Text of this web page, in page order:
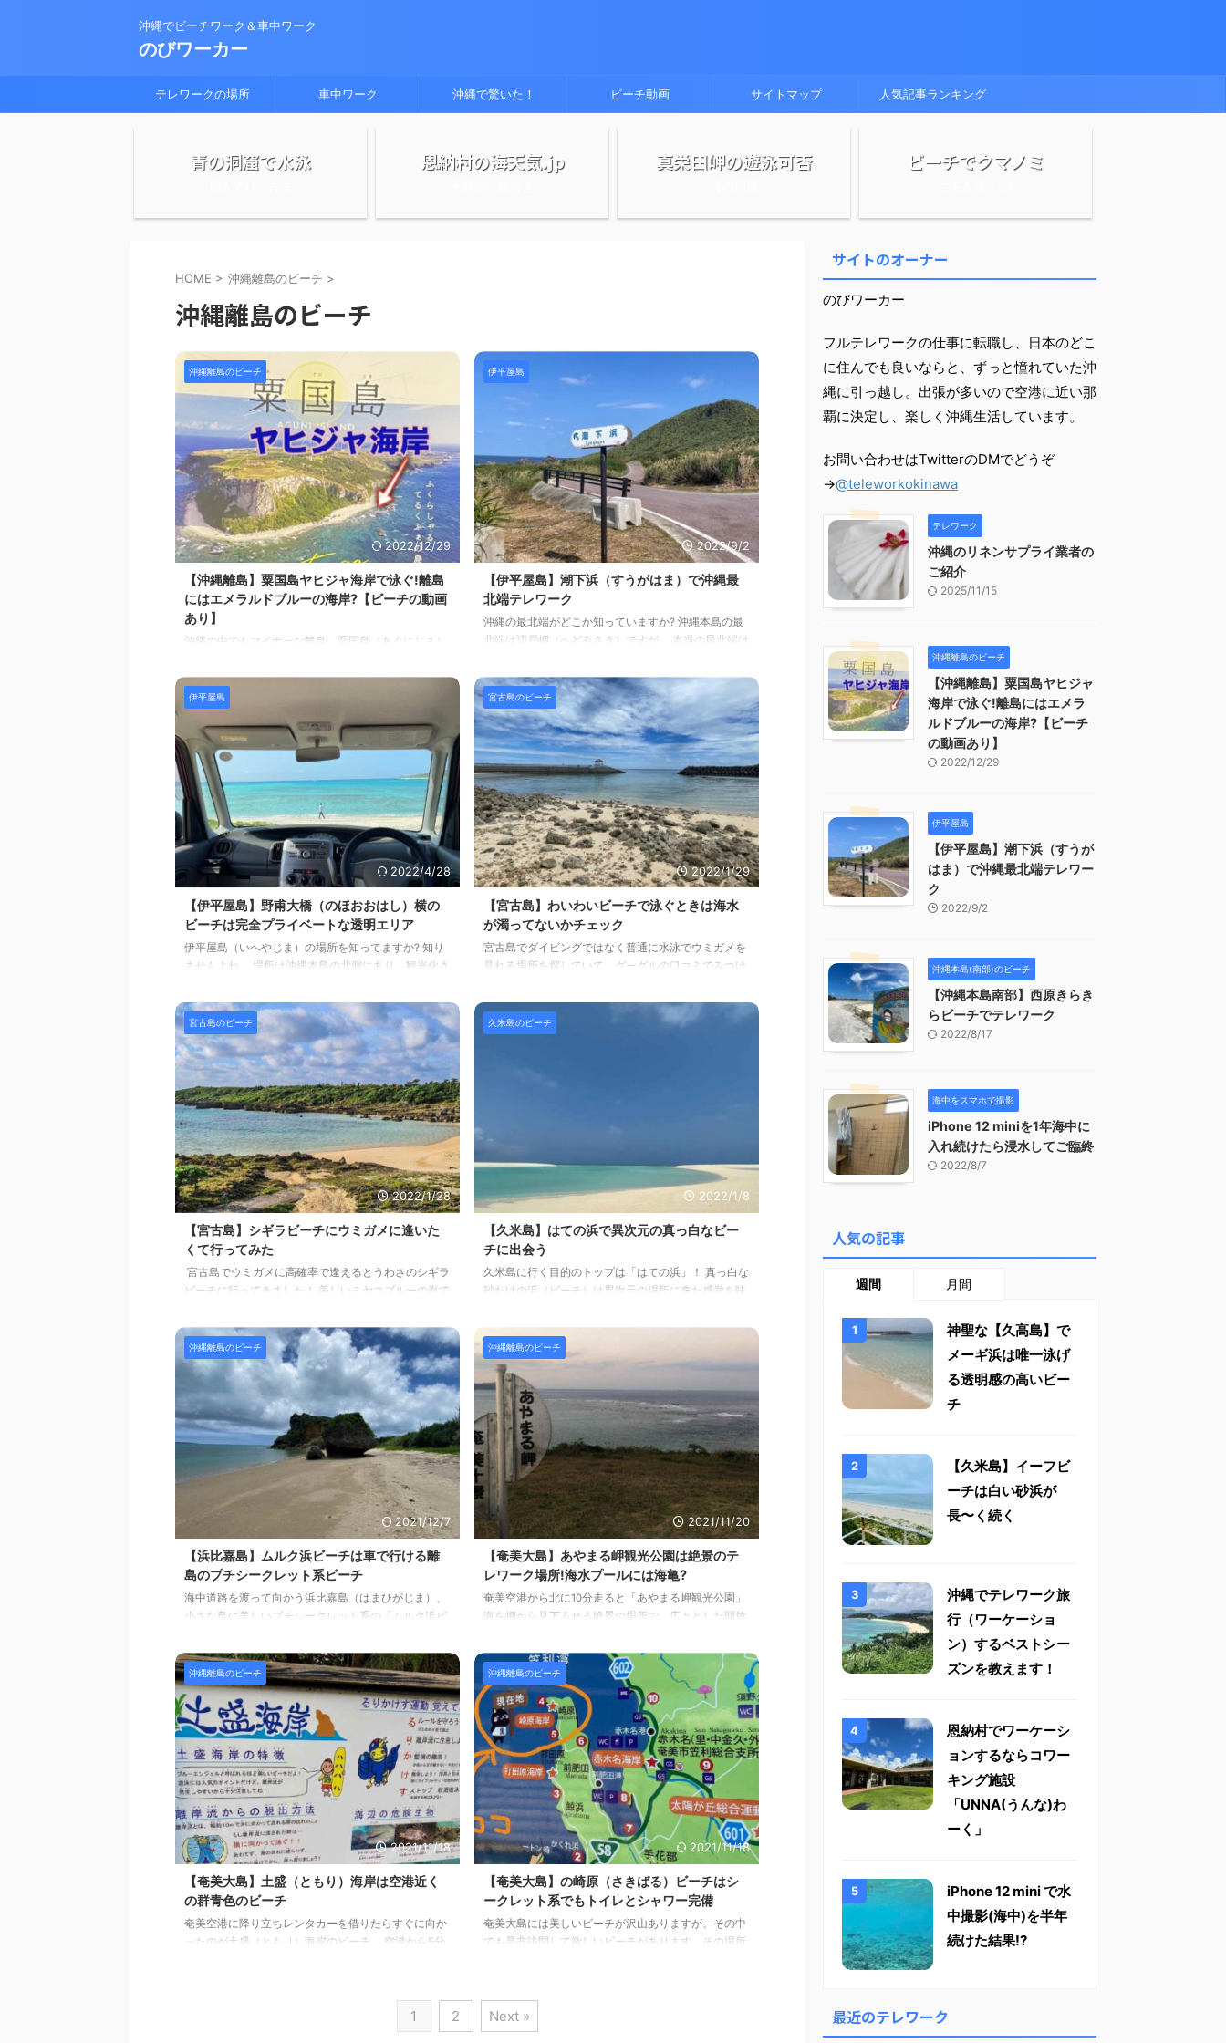
沖縄でビーチワーク＆車中ワーク
のびワーカー
テレワークの場所 車中ワーク 沖縄で驚いた！ ビーチ動画 サイトマップ 人気記事ランキング
青の洞窟で水泳 恩納村の海天気.jp 真栄田岬の遊泳可否 ビーチでクマノミ
HOME > 沖縄離島のビーチ >
沖縄離島のビーチ
沖縄離島のビーチ
2022/12/29
【沖縄離島】粟国島ヤヒジャ海岸で泳ぐ!離島
にはエメラルドブルーの海岸?【ビーチの動画
あり】
沖縄の中でもマイナーな離島、粟国島（あぐにじま）
な離島のビーチで泳ぎつくしてからで充分。粟国島は
地図で見ると大洋にぽつんとある島で、絶景のビーチ
ーチだけ。 （粟国島をディスっていません。美しいビ
ーチで泳ぎたい!には向いていないだけ。ダイビング、
バードウォッチング、真っ暗な中の星空、そんな目的
で行けば楽しめます。） じゃあ、なぜ粟国に行った
の? 実は、座間味島行きのフェリーが満車で乗れず、
座間味行きフェリーチケ ...
伊平屋島
2022/9/2
【伊平屋島】潮下浜（すうがはま）で沖縄最
北端テレワーク
沖縄の最北端がどこか知っていますか? 沖縄本島の最
北端は辺戸岬（へどみさき）ですが、 本当の最北端は
で）。 今回は、沖縄最北端で車中ワークでテレワーク
のおすすめです。 なんにもない、車も来ない、美しビ
ーチ沿いでのテレワークは最高ですよ! Contents（目
次） 潮下浜（すうがはま）のサマリー潮下浜（すうが
はま）の魅力とおすすめ潮下浜（すうがはま）でテレ
ワーク潮下浜（すうがはま）の海の美しさ潮下浜（す
うがはま）を動画で撮ってみた潮下浜（すうがはま）
の場所潮下浜 ...
伊平屋島
2022/4/28
【伊平屋島】野甫大橋（のほおおはし）横の
ビーチは完全プライベートな透明エリア
伊平屋島（いへやじま）の場所を知ってますか? 知り
ませんよね。 場所は沖縄本島の北側にあり、観光化さ
は長くて広い砂浜のビーチが無い岩の島でリゾート開
発的に魅力がなかったのでしょう。 でもでも、数カ所
に美しいビーチがあり完全なプライベート感覚で泳げ
ます。 今回は、そんな伊平屋島の中でもとびきりのビ
ューポイントである野甫大橋の横の真っ白な砂浜ビー
チのご紹介です。 Contents（目次） 野甫大橋の横ビ
ーチのサマリー野甫大橋横ビーチの魅力とおすすめ野
甫大橋横ビー ...
宮古島のビーチ
2022/1/29
【宮古島】わいわいビーチで泳ぐときは海水
が濁ってないかチェック
宮古島でダイビングではなく普通に水泳でウミガメを
見れる場所を探していて、グーグルの口コミでみつけ
ウミガメには出逢えず。そして、悩ましかったのは海
水の状態が悪くボヨボヨしてたのです。 今回は、宮古
島のわいわいビーチに入る際には「海の状態をチェッ
宮古島のビーチ
2022/1/28
【宮古島】シギラビーチにウミガメに逢いた
くて行ってみた
宮古島でウミガメに高確率で逢えるとうわさのシギラ
ビーチに行ってきました！ 美しいミヤコブルーの海で
果は・・・ ／ 逢えませんでした！ ＼ でも、とっても
広々としたビーチなのでご紹介します。
Contents（目次） シギラビーチのサマリーシギラビ
ーチの魅力とおすすめシギラビーチでテレワークシギ
ラビーチの海の美しさシギラビーチを動画で撮ってみ
たシギラビーチの場所シギラビーチの駐車場シギラビ
ーチのシャワーとトイレさいごにシギラビーチのサマ
久米島のビーチ
2022/1/8
【久米島】はての浜で異次元の真っ白なビー
チに出会う
久米島に行く目的のトップは「はての浜」！ 真っ白な
砂だけの浜（ビーチ）は異次元の場所に来た感覚を味
す。 Contents（目次） はての浜のサマリーはての浜
の魅力とおすすめはての浜でテレワークはできる？は
ての浜の海の美しさはての浜を動画で撮ってみたはて
の浜の場所はての浜の駐車場はての浜のシャワーとト
イレさいごにはての浜のサマリー テレワーカー目線で
「はての浜」を評価してみました。 項目 評価 テレワ
ークのしやすさ ★☆☆☆☆(1) 海の美しさ
★★★★★(5 ...
沖縄離島のビーチ
2021/12/7
【浜比嘉島】ムルク浜ビーチは車で行ける離
島のプチシークレット系ビーチ
海中道路を渡って向かう浜比嘉島（はまひがじま）、
小さな島に美しいプチシークレット系の「ムルク浜ビ
を数百メートル走る必要があり、慣れていないレンタ
カーでは進むか迷いますが、行けば満足できるビーチ
です。 Contents（目次） 【浜比嘉島】ムルク浜ビー
チのサマリー【浜比嘉島】ムルク浜ビーチの魅力とお
すすめムルク浜ビーチでテレワークムルク浜ビーチの
海の美しさムルク浜ビーチを動画で撮ってみた【浜比
嘉島】ムルク浜ビーチの場所ムルクビーチの駐車場ム
ルクビーチのシャワ ...
沖縄離島のビーチ
2021/11/20
【奄美大島】あやまる岬観光公園は絶景のテ
レワーク場所!海水プールには海亀?
奄美空港から北に10分走ると「あやまる岬観光公園」
海を岬から見下ろせる絶景の場所で、広々とした開放
良いところ。 そして、広い公園のエリア内には海水プ
ールもあり、海亀が見れるとの情報もあります。 実は
私が訪問したときは仕事を一生懸命にしていて、また
海水プールだからたいしたことないだろうと思い、下
まで降りて泳ぎませんでしたが失敗でした。次回訪問
時は行きます！ ちなみに、「あやまる」とは、謝ると
の意味ではありませんのでご注意を。 やわらかな曲線
を描いて海に突き出し ...
沖縄離島のビーチ
2021/11/18
【奄美大島】土盛（ともり）海岸は空港近く
の群青色のビーチ
奄美空港に降り立ちレンタカーを借りたらすぐに向か
ったのが土盛（ともり）海岸のビーチ。 空港から5分
できます。 奄美空港に到着したら、なにはともあれ向
かいましょう！ Contents（目次） 土盛海岸のサマリ
沖縄離島のビーチ
2021/11/18
【奄美大島】の崎原（さきばる）ビーチはシ
ークレット系でもトイレとシャワー完備
奄美大島には美しいビーチが沢山ありますが、その中
でも是非訪問して欲しいビーチがあります。その場所
ます♫ Contents（目次） 【奄美大島】崎原ビーチの
サマリー【奄美大島】崎原ビーチの魅力とおすすめ崎
1 2 Next »
サイトのオーナー
のびワーカー
フルテレワークの仕事に転職し、日本のどこ
に住んでも良いならと、ずっと憧れていた沖
縄に引っ越し。出張が多いので空港に近い那
覇に決定し、楽しく沖縄生活しています。
お問い合わせはTwitterのDMでどうぞ
→@teleworkokinawa
テレワーク
沖縄のリネンサプライ業者の
ご紹介
2025/11/15
沖縄離島のビーチ
【沖縄離島】粟国島ヤヒジャ
海岸で泳ぐ!離島にはエメラ
ルドブルーの海岸?【ビーチ
の動画あり】
2022/12/29
伊平屋島
【伊平屋島】潮下浜（すうが
はま）で沖縄最北端テレワー
ク
2022/9/2
沖縄本島(南部)のビーチ
【沖縄本島南部】西原きらき
らビーチでテレワーク
2022/8/17
海中をスマホで撮影
iPhone 12 miniを1年海中に
入れ続けたら浸水してご臨終
2022/8/7
人気の記事
週間 月間
神聖な【久高島】で
メーギ浜は唯一泳げ
る透明感の高いビー
チ
【久米島】イーフビ
ーチは白い砂浜が
長〜く続く
沖縄でテレワーク旅
行（ワーケーショ
ン）するベストシー
ズンを教えます！
恩納村でワーケーシ
ョンするならコワー
キング施設
「UNNA(うんな)わ
ーく」
iPhone 12 mini で水
中撮影(海中)を半年
続けた結果!?
最近のテレワーク